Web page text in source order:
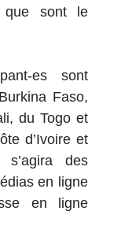
que sont le
es sont
Faso,
du Togo et
d’Ivoire et
des
en ligne
en ligne